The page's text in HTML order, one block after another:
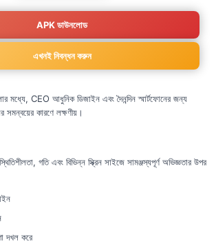
APK ডাউনলোড
এখনই নিবন্ধন করুন
মধ্যে, CEO আধুনিক ডিজাইন এবং দৈনন্দিন স্মার্টফোনের জন্য
সমন্বয়ের কারণে লক্ষণীয়।
গতি এবং বিভিন্ন স্ক্রিন সাইজে সামঞ্জস্যপূর্ণ অভিজ্ঞতার উপর
দখল করে